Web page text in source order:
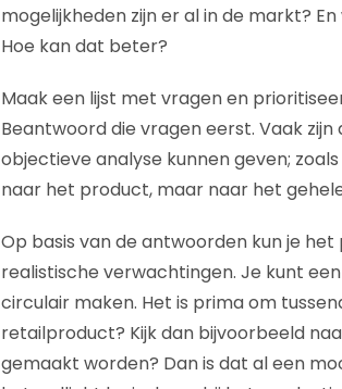
mogelijkheden zijn er al in de markt?
Hoe kan dat beter?
Maak een lijst met vragen en
Beantwoord die vragen eerst. Vaak
objectieve analyse kunnen geven;
naar het product, maar naar het
Op basis van de antwoorden kun je
realistische verwachtingen. Je kunt
circulair maken. Het is prima om
retailproduct? Kijk dan bijvoorbeeld
gemaakt worden? Dan is dat al een